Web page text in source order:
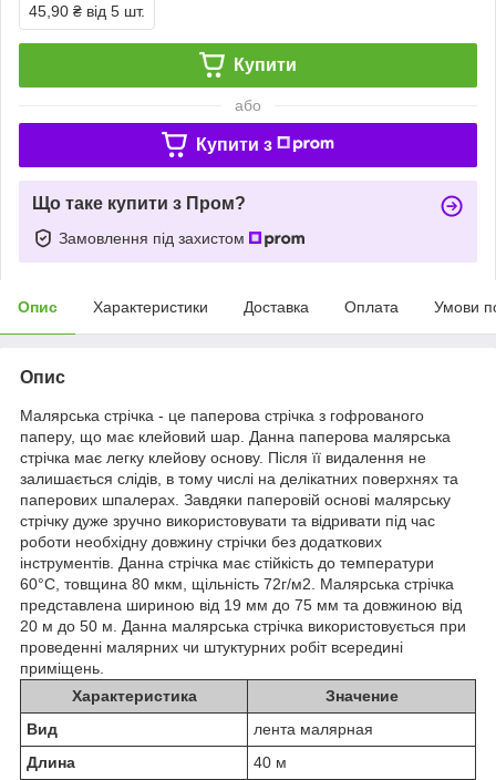
45,90 ₴ від 5 шт.
Купити
або
Купити з
Що таке купити з Пром?
Замовлення під захистом
Опис Характеристики Доставка Оплата Умови
Опис
Малярська стрічка - це паперова стрічка з гофрованого
паперу, що має клейовий шар. Данна паперова малярська
стрічка має легку клейову основу. Після її видалення не
залишається слідів, в тому числі на делікатних поверхнях та
паперових шпалерах. Завдяки паперовій основі малярську
стрічку дуже зручно використовувати та відривати під час
роботи необхідну довжину стрічки без додаткових
інструментів. Данна стрічка має стійкість до температури
60°С, товщина 80 мкм, щільність 72г/м2. Малярська стрічка
представлена шириною від 19 мм до 75 мм та довжиною від
20 м до 50 м. Данна малярська стрічка використовується при
проведенні малярних чи штуктурних робіт всередині
приміщень.
Характеристика
Значение
Вид
лента малярная
Длина
40 м